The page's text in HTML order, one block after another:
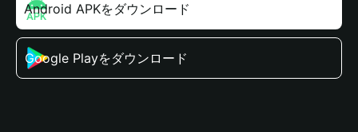
Android APKをダウンロード
Google Playをダウンロード